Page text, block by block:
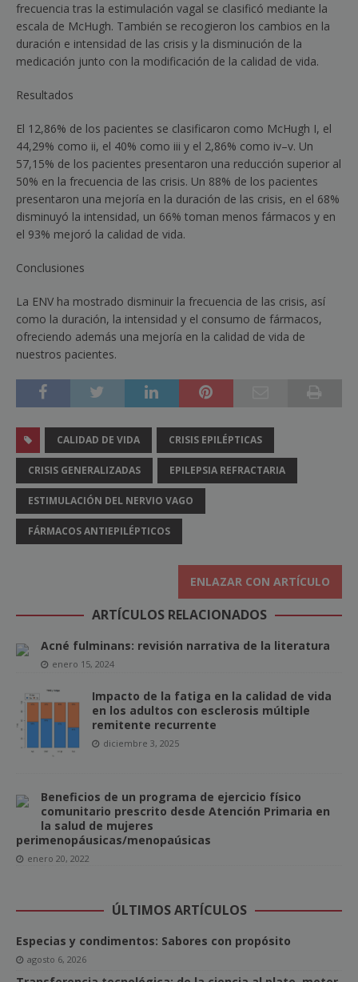
frecuencia tras la estimulación vagal se clasificó mediante la
escala de McHugh. También se recogieron los cambios en la
duración e intensidad de las crisis y la disminución de la
medicación junto con la modificación de la calidad de vida.
Resultados
El 12,86% de los pacientes se clasificaron como McHugh I, el
44,29% como ii, el 40% como iii y el 2,86% como iv–v. Un
57,15% de los pacientes presentaron una reducción superior al
50% en la frecuencia de las crisis. Un 88% de los pacientes
presentaron una mejoría en la duración de las crisis, en el 68%
disminuyó la intensidad, un 66% toman menos fármacos y en
el 93% mejoró la calidad de vida.
Conclusiones
La ENV ha mostrado disminuir la frecuencia de las crisis, así
como la duración, la intensidad y el consumo de fármacos,
ofreciendo además una mejoría en la calidad de vida de
nuestros pacientes.
CALIDAD DE VIDA CRISIS EPILÉPTICAS
CRISIS GENERALIZADAS EPILEPSIA REFRACTARIA
ESTIMULACIÓN DEL NERVIO VAGO
FÁRMACOS ANTIEPILÉPTICOS
ENLAZAR CON ARTÍCULO
ARTÍCULOS RELACIONADOS
Acné fulminans: revisión narrativa de la literatura
enero 15, 2024
Impacto de la fatiga en la calidad de vida
en los adultos con esclerosis múltiple
remitente recurrente
diciembre 3, 2025
Beneficios de un programa de ejercicio físico
comunitario prescrito desde Atención Primaria en
la salud de mujeres
perimenopáusicas/menopaúsicas
enero 20, 2022
ÚLTIMOS ARTÍCULOS
Especias y condimentos: Sabores con propósito
agosto 6, 2026